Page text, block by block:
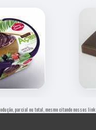
parcial ou total, mesmo citando nossos